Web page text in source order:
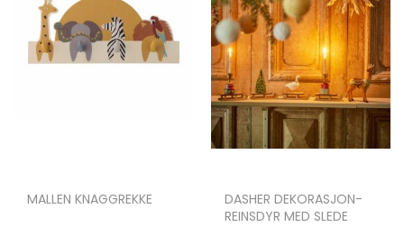
MALLEN KNAGGREKKE
DASHER DEKORASJON-
REINSDYR MED SLEDE